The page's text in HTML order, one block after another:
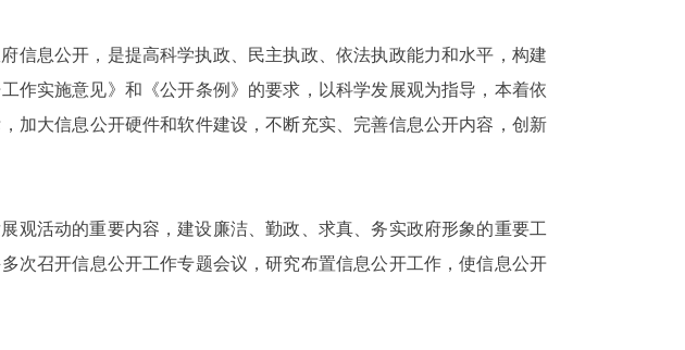
信息公开，是提高科学执政、民主执政、依法执政能力和水平，构建
作实施意见》和《公开条例》的要求，以科学发展观为指导，本着依
加大信息公开硬件和软件建设，不断充实、完善信息公开内容，创新
观活动的重要内容，建设廉洁、勤政、求真、务实政府形象的重要工
次召开信息公开工作专题会议，研究布置信息公开工作，使信息公开